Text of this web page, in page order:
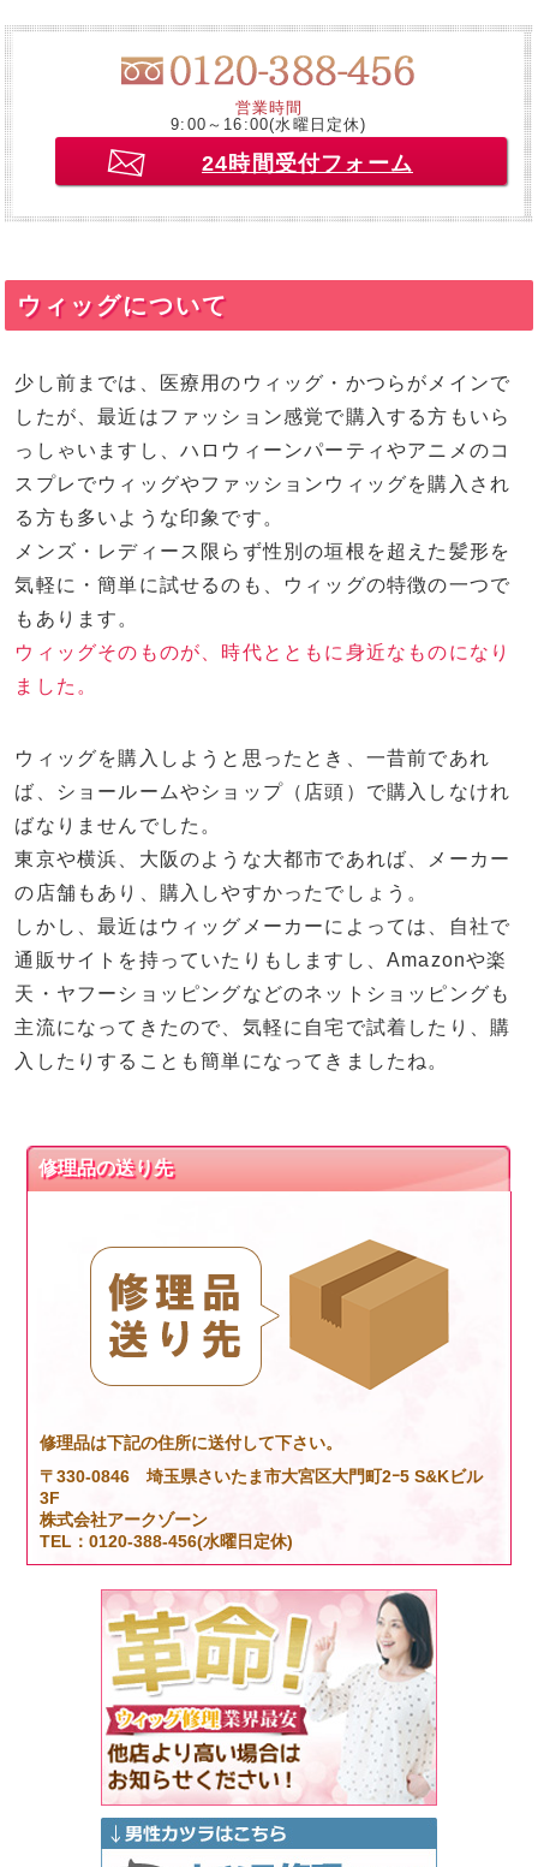
営業時間
9:00～16:00(水曜日定休)
24時間受付フォーム
ウィッグについて
少し前までは、医療用のウィッグ・かつらがメインで
したが、最近はファッション感覚で購入する方もいら
っしゃいますし、ハロウィーンパーティやアニメのコ
スプレでウィッグやファッションウィッグを購入され
る方も多いような印象です。
メンズ・レディース限らず性別の垣根を超えた髪形を
気軽に・簡単に試せるのも、ウィッグの特徴の一つで
もあります。
ウィッグそのものが、時代とともに身近なものになり
ました。
ウィッグを購入しようと思ったとき、一昔前であれ
ば、ショールームやショップ（店頭）で購入しなけれ
ばなりませんでした。
東京や横浜、大阪のような大都市であれば、メーカー
の店舗もあり、購入しやすかったでしょう。
しかし、最近はウィッグメーカーによっては、自社で
通販サイトを持っていたりもしますし、Amazonや楽
天・ヤフーショッピングなどのネットショッピングも
主流になってきたので、気軽に自宅で試着したり、購
入したりすることも簡単になってきましたね。
修理品の送り先
修理品は下記の住所に送付して下さい。
〒330-0846 埼玉県さいたま市大宮区大門町2ｰ5 S&Kビル
3F
株式会社アークゾーン
TEL：0120-388-456(水曜日定休)